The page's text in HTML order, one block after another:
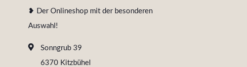
❥ Der Onlineshop mit der besonderen
Auswahl!
Sonngrub 39
6370 Kitzbühel